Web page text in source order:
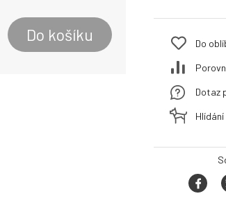
Do košíku Do
Dotaz
Hlídání